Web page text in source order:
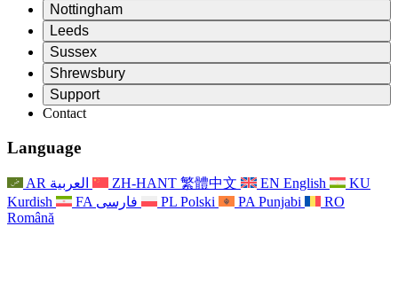
Nottingham
Review
Președintele revizuirii
Echipa independentă de evaluare
Termeni de referință
Raportul final al evaluării independente
Întrebări frecvente
Procesul de feedback al familiei
Buletine informative
Renunțare
Evenimente
Leeds
Review
Președintele revizuirii
Echipa independentă de evaluare
Termeni de referință
Contact
Sprijin psihologic pentru familii
Actualizări pentru familii
Evenimente
For Staff
Sprijin pentru personal
Vocile personalului
Sussex
Review
Președintele revizuirii
Echipa independentă de evaluare
Termeni de referință
For Families
Actualizări pentru familii
Evenimente
For Staff
Shrewsbury
Review
Termeni de referință pentru revizuirea maternității
Raportul final al evaluării independente
Primul raport al evaluării independente
For Families
Actualizări
Support
Leeds
Nottingham
Serviciul de asistență psihologică familială
Sprijin în caz de criză în domeniul sănătății mintale
Servicii regionale Nottingham
National
Sepsis Charities
Contact
Language
AR العربية ZH-HANT 繁體中文 EN English
KU
Kurdish
FA فارسی PL Polski PA Punjabi
RO
Română